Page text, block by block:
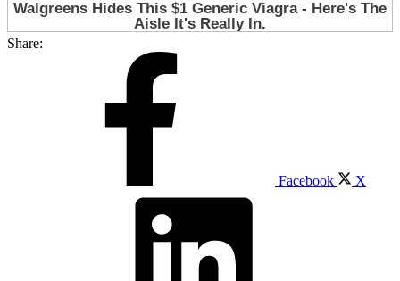
Share:
Facebook X